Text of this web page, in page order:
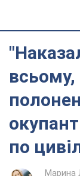
по
Марина